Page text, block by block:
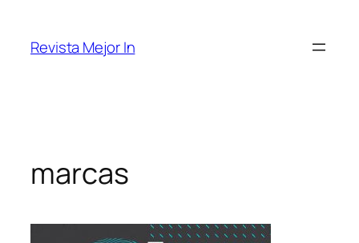
contenido
Revista Mejor In
marcas